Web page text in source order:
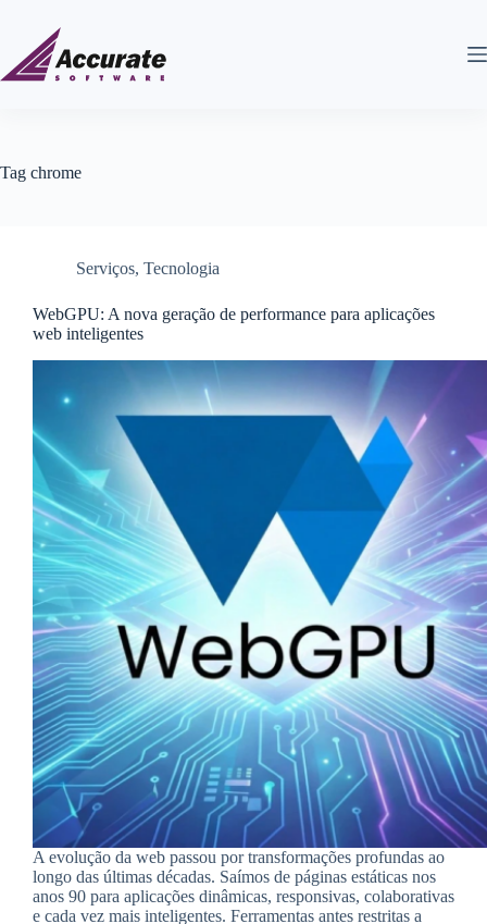
Tag chrome
Serviços, Tecnologia
WebGPU: A nova geração de performance para aplicações
web inteligentes
A evolução da web passou por transformações profundas ao
longo das últimas décadas. Saímos de páginas estáticas nos
anos 90 para aplicações dinâmicas, responsivas, colaborativas
e cada vez mais inteligentes. Ferramentas antes restritas a